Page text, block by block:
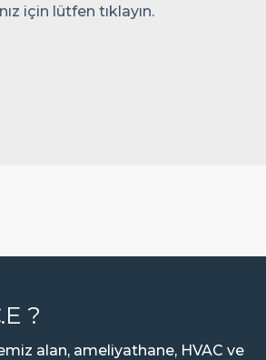
için lütfen tıklayın.
.E ?
alan, ameliyathane, HVAC ve